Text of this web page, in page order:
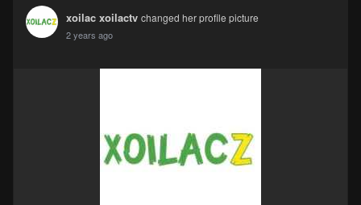
xoilac xoilactv changed her profile picture
2 years ago